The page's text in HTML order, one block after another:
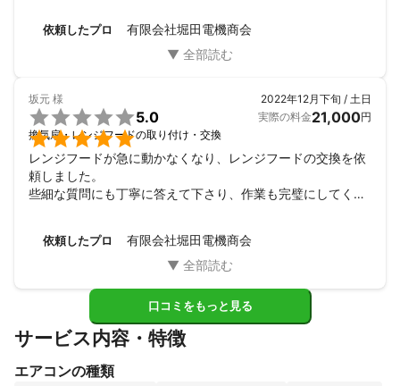
依頼したプロ 有限会社堀田電機商会
坂元 様


5.0
換気扇・レンジフードの取り付け・交換
2022年12月下旬 / 土日
実際の料金21,000円
レンジフードが急に動かなくなり、レンジフードの交換を依
頼しました。
些細な質問にも丁寧に答えて下さり、作業も完璧にしてくだ
に対応をしてくださり本当に助かりました。
ありがとうございました。
依頼したプロ 有限会社堀田電機商会
口コミをもっと見る
サービス内容・特徴
エアコンの種類